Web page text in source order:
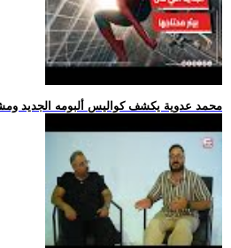
.. محمد عدوية يكشف كواليس ألبومه الجديد